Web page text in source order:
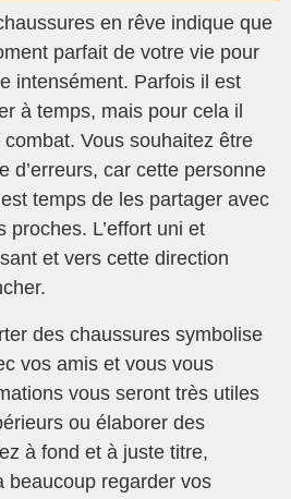
en rêve indique que
parfait de votre vie pour
intensément. Parfois il est
à temps, mais pour cela il
combat. Vous souhaitez être
d’erreurs, car cette personne
temps de les partager avec
proches. L’effort uni et
et vers cette direction
des chaussures symbolise
vos amis et vous vous
vous seront très utiles
ou élaborer des
à fond et à juste titre,
beaucoup regarder vos